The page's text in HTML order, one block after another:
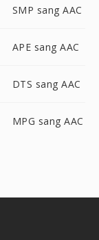
SMP sang AAC
APE sang AAC
DTS sang AAC
MPG sang AAC